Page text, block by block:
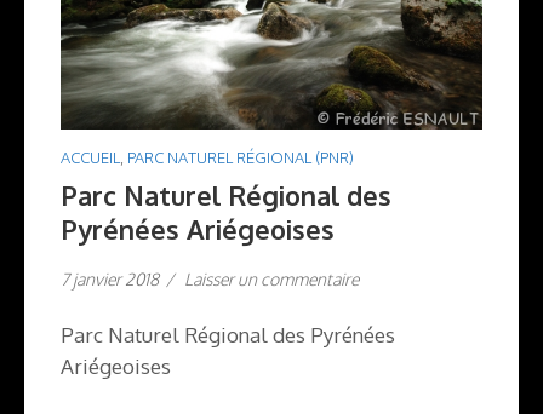
ACCUEIL PARC NATUREL RÉGIONAL (PNR)
Parc Naturel Régional des
Pyrénées Ariégeoises
7 janvier 2018 / Laisser un commentaire
Parc Naturel Régional des Pyrénées
Ariégeoises